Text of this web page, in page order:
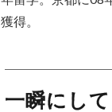
獲得。
一瞬にし